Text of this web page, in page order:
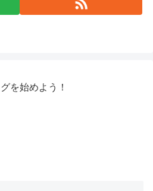
を始めよう！